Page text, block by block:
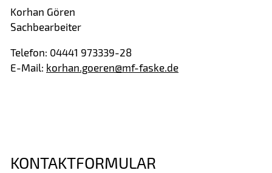
Korhan Gören
Sachbearbeiter
Telefon: 04441 973339-28
E-Mail: korhan.goeren@mf-faske.de
KONTAKTFORMULAR